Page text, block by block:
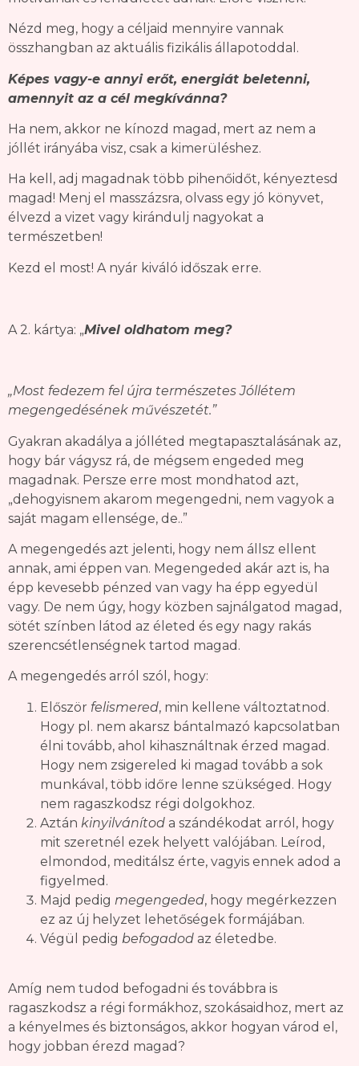
Nézd meg, hogy a céljaid mennyire vannak
összhangban az aktuális fizikális állapotoddal.
Képes vagy-e annyi erőt, energiát beletenni,
amennyit az a cél megkívánna?
Ha nem, akkor ne kínozd magad, mert az nem a
jóllét irányába visz, csak a kimerüléshez.
Ha kell, adj magadnak több pihenőidőt, kényeztesd
magad! Menj el masszázsra, olvass egy jó könyvet,
élvezd a vizet vagy kirándulj nagyokat a
természetben!
Kezd el most! A nyár kiváló időszak erre.
A 2. kártya: „Mivel oldhatom meg?
„Most fedezem fel újra természetes Jóllétem
megengedésének művészetét.”
Gyakran akadálya a jólléted megtapasztalásának az,
hogy bár vágysz rá, de mégsem engeded meg
magadnak. Persze erre most mondhatod azt,
„dehogyisnem akarom megengedni, nem vagyok a
saját magam ellensége, de..”
A megengedés azt jelenti, hogy nem állsz ellent
annak, ami éppen van. Megengeded akár azt is, ha
épp kevesebb pénzed van vagy ha épp egyedül
vagy. De nem úgy, hogy közben sajnálgatod magad,
sötét színben látod az életed és egy nagy rakás
szerencsétlenségnek tartod magad.
A megengedés arról szól, hogy:
Először felismered, min kellene változtatnod.
Hogy pl. nem akarsz bántalmazó kapcsolatban
élni tovább, ahol kihasználtnak érzed magad.
Hogy nem zsigereled ki magad tovább a sok
munkával, több időre lenne szükséged. Hogy
nem ragaszkodsz régi dolgokhoz.
Aztán kinyilvánítod a szándékodat arról, hogy
mit szeretnél ezek helyett valójában. Leírod,
elmondod, meditálsz érte, vagyis ennek adod a
figyelmed.
Majd pedig megengeded, hogy megérkezzen
ez az új helyzet lehetőségek formájában.
Végül pedig befogadod az életedbe.
Amíg nem tudod befogadni és továbbra is
ragaszkodsz a régi formákhoz, szokásaidhoz, mert az
a kényelmes és biztonságos, akkor hogyan várod el,
hogy jobban érezd magad?